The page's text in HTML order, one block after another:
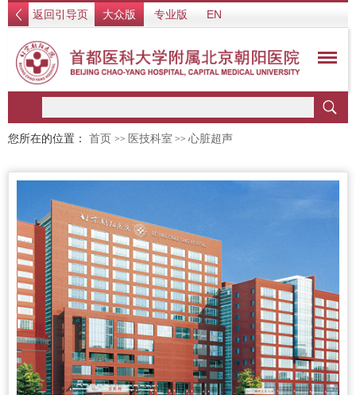
返回引导页 大众版 专业版 EN
您所在的位置： 首页 >> 医技科室 >> 心脏超声